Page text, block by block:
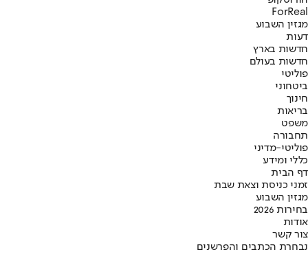
ForReal
מגזין השבוע
דעות
חדשות בארץ
חדשות בעולם
פוליטי
ביטחוני
חינוך
בריאות
משפט
תחבורה
פוליטי-מדיני
כללי ומידע
דף הבית
זמני כניסת וצאת שבת
מגזין השבוע
בחירות 2026
אודות
צור קשר
נבחרת הכתבים והפרשנים